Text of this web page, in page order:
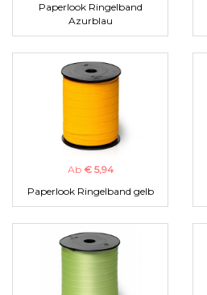
Paperlook Ringelband
Azurblau
Ab € 5,94
Paperlook Ringelband gelb